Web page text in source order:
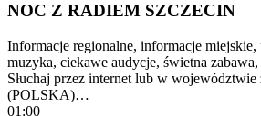
NOC Z RADIEM SZCZECIN
Informacje regionalne, informacje miejskie,
muzyka, ciekawe audycje, świetna
Słuchaj przez internet lub w
(POLSKA)…
01:00